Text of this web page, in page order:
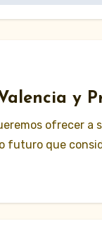
y
ofrecer a
futuro que